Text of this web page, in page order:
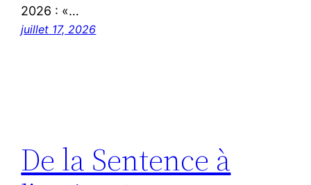
2026 : «…
juillet 17, 2026
De la Sentence à